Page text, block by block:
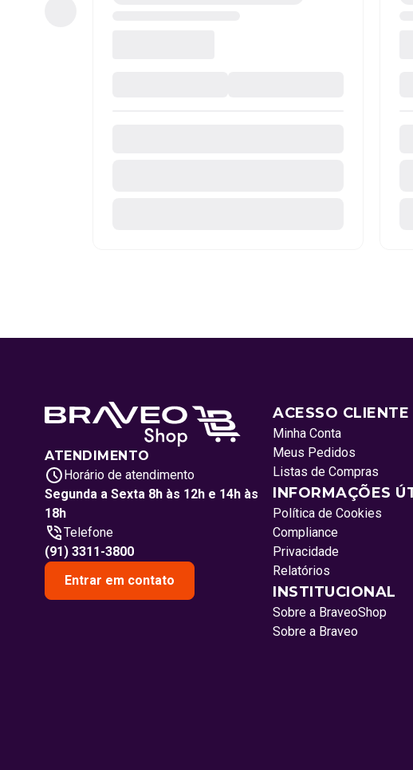
ATENDIMENTO
Horário de atendimento
Segunda a Sexta 8h às 12h e 14h às
18h
Telefone
(91) 3311-3800
Entrar em contato
ACESSO CLIENTE
Minha Conta
Meus Pedidos
Listas de Compras
INFORMAÇÕES
Política de Cookies
Compliance
Privacidade
Relatórios
INSTITUCIONAL
Sobre a BraveoShop
Sobre a Braveo